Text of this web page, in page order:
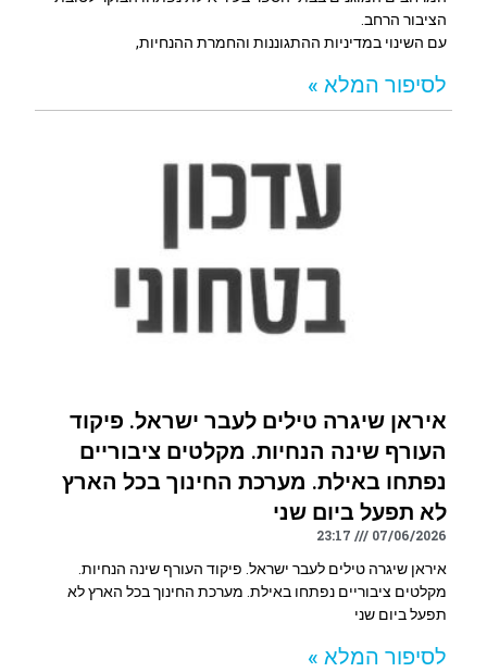
הציבור הרחב.
עם השינוי במדיניות ההתגוננות והחמרת ההנחיות,
לסיפור המלא »
איראן שיגרה טילים לעבר ישראל. פיקוד
העורף שינה הנחיות. מקלטים ציבוריים
נפתחו באילת. מערכת החינוך בכל הארץ
לא תפעל ביום שני
07/06/2026
איראן שיגרה טילים לעבר ישראל. פיקוד העורף שינה הנחיות.
מקלטים ציבוריים נפתחו באילת. מערכת החינוך בכל הארץ לא
תפעל ביום שני
לסיפור המלא »